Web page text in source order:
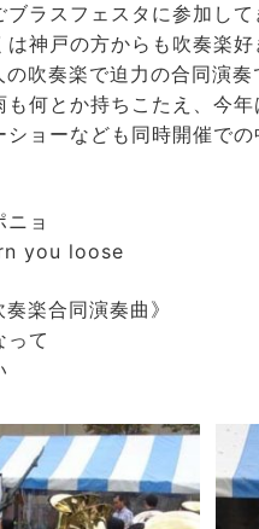
ラスフェスタに参加して
は神戸の方からも吹奏楽好
吹奏楽で迫力の合同演奏
何とか持ちこたえ、今年
ショーなども同時開催で
ニョ
you loose
楽合同演奏曲》
って